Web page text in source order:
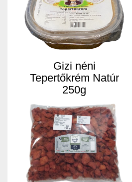
Gizi néni
Tepertőkrém Natúr
250g